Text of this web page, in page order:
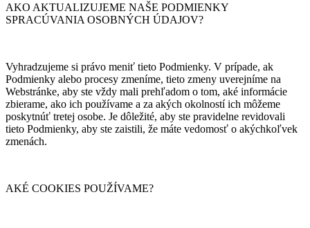
AKO AKTUALIZUJEME NAŠE PODMIENKY
SPRACÚVANIA OSOBNÝCH ÚDAJOV?
Vyhradzujeme si právo meniť tieto Podmienky. V prípade, ak
Podmienky alebo procesy zmeníme, tieto zmeny uverejníme na
Webstránke, aby ste vždy mali prehľadom o tom, aké informácie
zbierame, ako ich používame a za akých okolností ich môžeme
poskytnúť tretej osobe. Je dôležité, aby ste pravidelne revidovali
tieto Podmienky, aby ste zaistili, že máte vedomosť o akýchkoľvek
zmenách.
AKÉ COOKIES POUŽÍVAME?